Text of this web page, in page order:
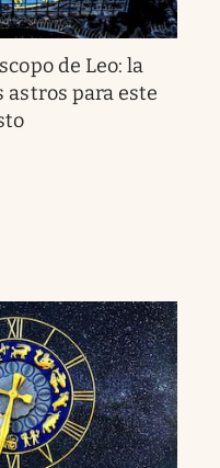
de Leo: la
astros para este